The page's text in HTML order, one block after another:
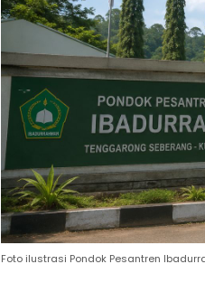
Foto ilustrasi Pondok Pesantren